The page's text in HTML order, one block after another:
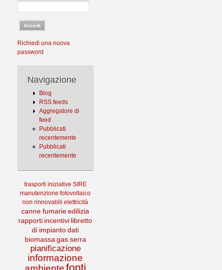
Richiedi una nuova
password
Navigazione
Blog
RSS feeds
Aggregatore di
feed
Pubblicati
recentemente
Pubblicati
recentemente
trasporti iniziative SIRE
manutenzione fotovoltaico
non rinnovabili elettricità
canne fumarie edilizia
rapporti incentivi libretto
di impianto dati
biomassa gas serra
pianificazione
informazione